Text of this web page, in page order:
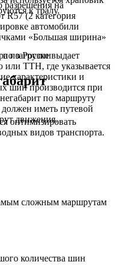
к тралу.
разрешения на
R57 (2 категория
автомобили
«Большая ширина»
загрузке выдает
ТТН, где указывается
характеристики и
шин производится при
по маршруту
иметь путевой
движения.
оптимизировать
видов транспорта.
сложным маршрутам
количества шин